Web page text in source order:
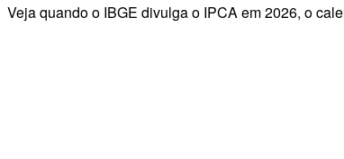
Veja quando o IBGE divulga o IPCA em 2026, o